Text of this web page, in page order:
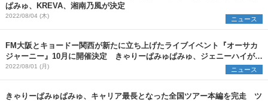
ぱみゅ、KREVA、湘南乃風が決定
2022/08/04 (木) ニュース
FM大阪とキョードー関西が新たに立ち上げたライブイベント『オーサカ
ジャーニー』10月に開催決定 きゃりーぱみゅぱみゅ、ジェニーハイが出
演
2022/08/01 (月) ニュース
きゃりーぱみゅぱみゅ、キャリア最長となった全国ツアー本編を完走 ツ